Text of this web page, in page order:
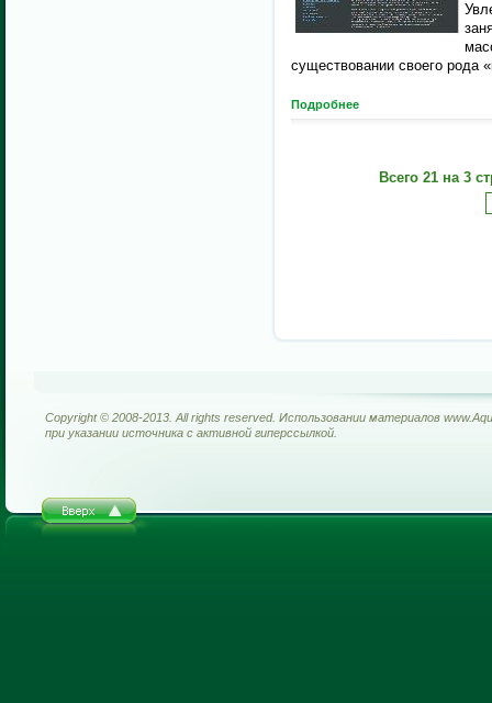
существовании своего рода
Подробнее
Всего 21 на 3
Copyright © 2008-2013. All rights reserved. Использовании материалов
при указании источника с активной гиперссылкой.